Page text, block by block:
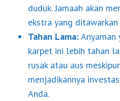
duduk. Jamaah akan
ekstra yang
Tahan Lama:Anyaman
karpet ini lebih tahan
rusak atau aus
menjadikannya
Anda.